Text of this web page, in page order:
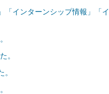
「インターンシップ情報」「イ
。